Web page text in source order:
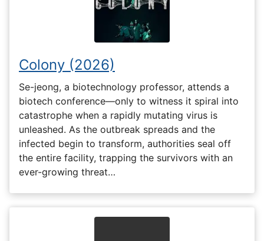
Colony (2026)
Se-jeong, a biotechnology professor, attends a
biotech conference—only to witness it spiral into
catastrophe when a rapidly mutating virus is
unleashed. As the outbreak spreads and the
infected begin to transform, authorities seal off
the entire facility, trapping the survivors with an
ever-growing threat…